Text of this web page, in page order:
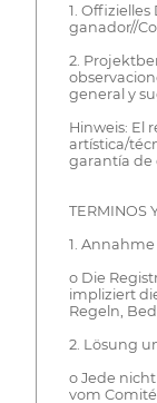
1.
ganador//
2.
general y
Hinweis: El
artística/
garantía de
TERMINOS
1.
o Die
impliziert
Regeln,
2. Lösung
o Jede
vom